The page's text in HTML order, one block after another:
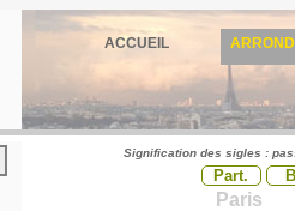
ACCUEIL
Signification des sigles :
Part.
Paris